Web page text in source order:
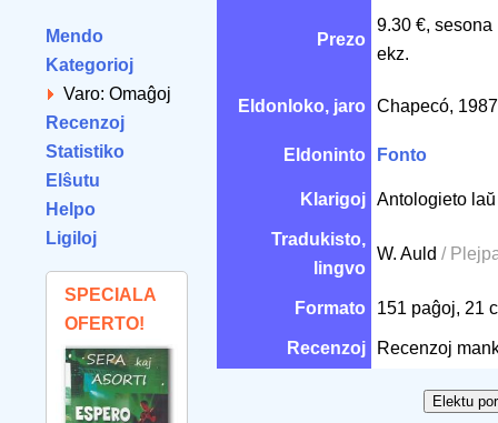
Mendo
Kategorioj
Varo: Omaĝoj
Recenzoj
Statistiko
Elŝutu
Helpo
Ligiloj
SPECIALA
OFERTO!
Prezo
9.30 €, sesona
ekz.
Eldonloko, jaro Chapecó,
Eldoninto Fonto
Klarigoj Antologieto
Tradukisto,
lingvo
W. Auld /
Formato 151 paĝoj, 21
Recenzoj Recenzoj